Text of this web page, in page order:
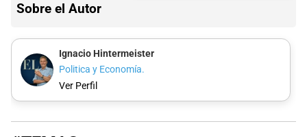
Sobre el Autor
Ignacio Hintermeister
Politica y Economía.
Ver Perfil